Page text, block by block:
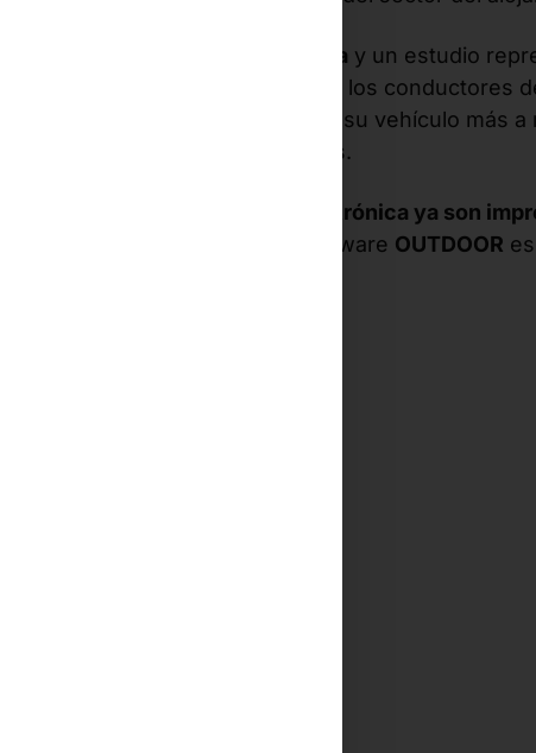
alza y un estudio
de 2022 muestra que al 35% de los conductores
eléctricos les gustaría alimentar su vehículo más a
durante las estancias en hoteles.
Las estaciones de recarga electrónica ya son
¿Necesita una solución? El hardware OUTDOOR